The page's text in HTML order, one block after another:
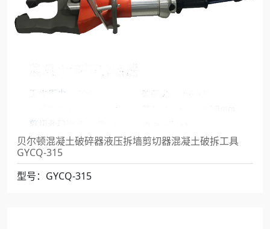
贝尔顿混凝土破碎器液压拆墙剪切器混凝土破拆工具
GYCQ-315
型号：GYCQ-315